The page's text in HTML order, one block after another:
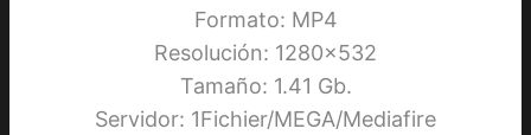
Formato: MP4
Resolución: 1280×532
Tamaño: 1.41 Gb.
Servidor: 1Fichier/MEGA/Mediafire